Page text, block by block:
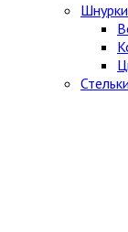
Шнурки
Стельки